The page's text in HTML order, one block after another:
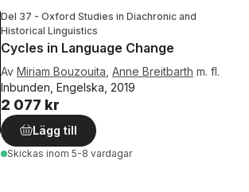
Del 37 - Oxford Studies in Diachronic and
Historical Linguistics
Cycles in Language Change
Av Miriam Bouzouita Anne Breitbarth m. fl.
Inbunden, Engelska, 2019
2 077 kr
Lägg till
Skickas inom 5-8 vardagar